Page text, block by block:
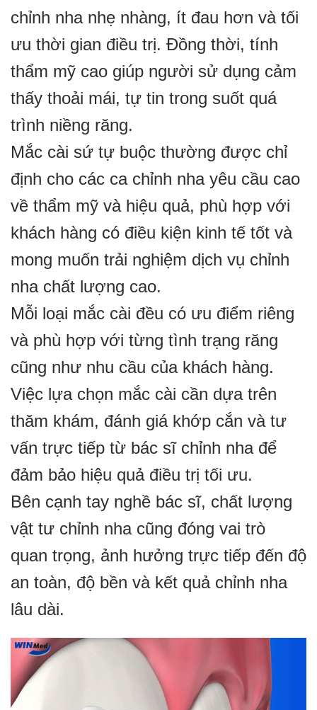
chỉnh nha nhẹ nhàng, ít đau hơn và tối
ưu thời gian điều trị. Đồng thời, tính
thẩm mỹ cao giúp người sử dụng cảm
thấy thoải mái, tự tin trong suốt quá
trình niềng răng.
Mắc cài sứ tự buộc thường được chỉ
định cho các ca chỉnh nha yêu cầu cao
về thẩm mỹ và hiệu quả, phù hợp với
khách hàng có điều kiện kinh tế tốt và
mong muốn trải nghiệm dịch vụ chỉnh
nha chất lượng cao.
Mỗi loại mắc cài đều có ưu điểm riêng
và phù hợp với từng tình trạng răng
cũng như nhu cầu của khách hàng.
Việc lựa chọn mắc cài cần dựa trên
thăm khám, đánh giá khớp cắn và tư
vấn trực tiếp từ bác sĩ chỉnh nha để
đảm bảo hiệu quả điều trị tối ưu.
Bên cạnh tay nghề bác sĩ, chất lượng
vật tư chỉnh nha cũng đóng vai trò
quan trọng, ảnh hưởng trực tiếp đến độ
an toàn, độ bền và kết quả chỉnh nha
lâu dài.